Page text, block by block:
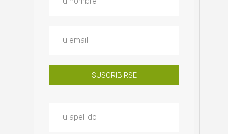
SUSCRIBIRSE